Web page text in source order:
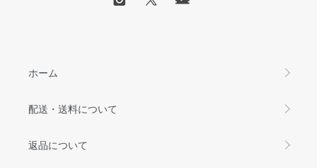
ホーム
配送・送料について
返品について